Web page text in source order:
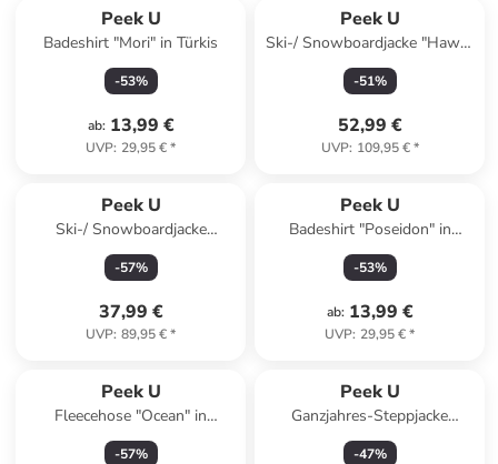
Peek U
Badeshirt "Mori" in Türkis
-53%
ab: 13,99 €
UVP: 29,95 €*
Peek U
Ski-/ Snowboardjacke "Hawk"
in Dunkelblau/ Orange
-51%
52,99 €
UVP: 109,95 €*
Peek U
Ski-/ Snowboardjacke
"Electra" in Lila
-57%
37,99 €
UVP: 89,95 €*
Peek U
Badeshirt "Poseidon" in
Dunkelblau/ Türkis
-53%
ab: 13,99 €
UVP: 29,95 €*
Peek U
Fleecehose "Ocean" in
Dunkelblau
-57%
Peek U
Ganzjahres-Steppjacke
"Caspian" in Grün/ Dunkelblau
-47%